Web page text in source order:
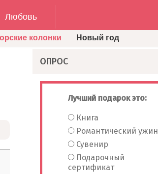
Любовь
колонки Новый год
ОПРОС
Лучший подарок это:
Книга
Романтический ужин
Сувенир
Подарочный
сертификат